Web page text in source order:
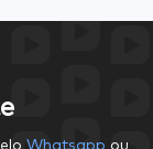
Whatsapp ou